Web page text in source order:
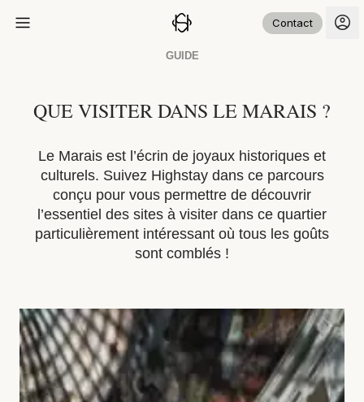
Contact
GUIDE
QUE VISITER DANS LE MARAIS ?
Le Marais est l’écrin de joyaux historiques et
culturels. Suivez Highstay dans ce parcours
conçu pour vous permettre de découvrir
l’essentiel des sites à visiter dans ce quartier
particulièrement intéressant où tous les goûts
sont comblés !